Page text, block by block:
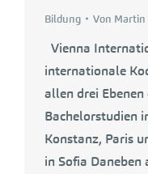
Bildung Von Martin
Vienna
internationale
allen drei
Bachelorstudien
Konstanz, Paris
in Sofia Daneben